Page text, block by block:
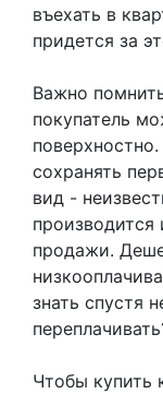
въехать в
придется за
Важно
покупатель
сохранять
вид -
производится
продажи.
знать спустя
Чтобы купить